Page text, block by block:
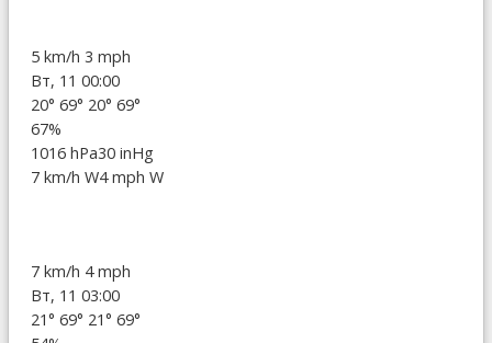
5 km/h 3 mph
Вт, 11 00:00
20° 69° 20° 69°
67%
1016 hPa30 inHg
7 km/h W4 mph W
7 km/h 4 mph
Вт, 11 03:00
21° 69° 21° 69°